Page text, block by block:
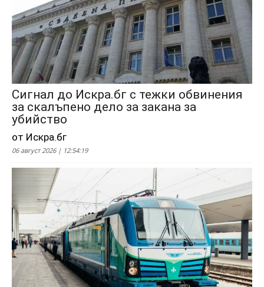
Сигнал до Искра.бг с тежки обвинения
за скалъпено дело за закана за
убийство
от Искра.бг
06 август 2026 | 12:54:19